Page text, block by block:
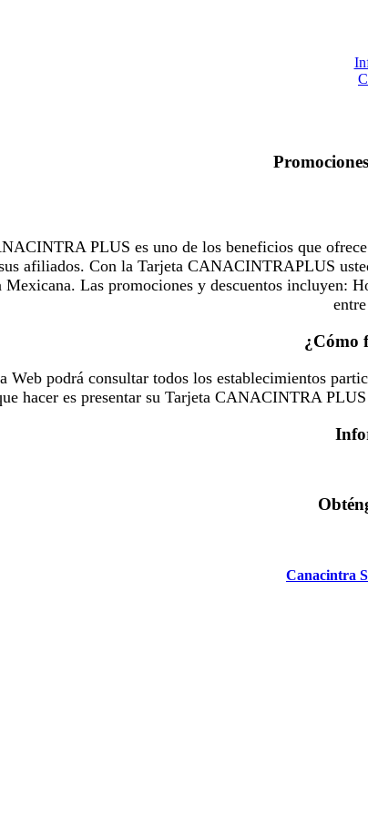
PLUS es uno de los beneficios que
afiliados. Con la Tarjeta CANACINTRAPLUS
Las promociones y descuentos incluyen:
¿Cómo
Web podrá consultar todos los establecimientos
hacer es presentar su Tarjeta CANACINTRA
Canacintra